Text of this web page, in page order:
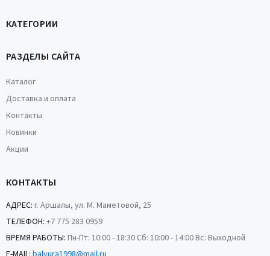
КАТЕГОРИИ
РАЗДЕЛЫ САЙТА
Каталог
Доставка и оплата
Контакты
Новинки
Акции
КОНТАКТЫ
АДРЕС: г. Аршалы, ул. М. Маметовой, 25
ТЕЛЕФОН: +7 775 283 0959
ВРЕМЯ РАБОТЫ: Пн-Пт: 10:00 - 18:30 Сб: 10:00 - 14:00 Вс: Выходной